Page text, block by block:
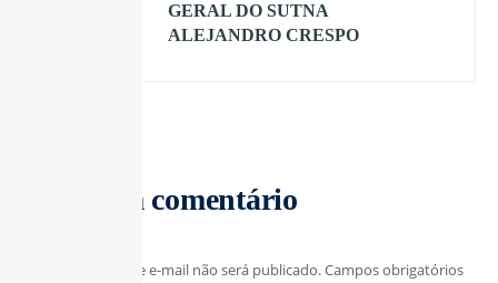
GERAL DO SUTNA
ALEJANDRO CRESPO
Deixe um comentário
O seu endereço de e-mail não será publicado.Campos obrigatórios